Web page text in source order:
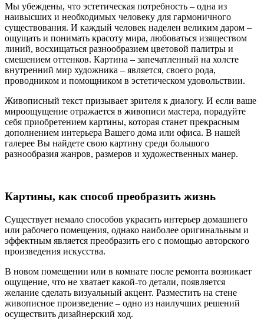
Мы убеждены, что эстетическая потребность – одна из
наивысших и необходимых человеку для гармоничного
существования. И каждый человек наделен великим даром –
ощущать и понимать красоту мира, любоваться изяществом
линий, восхищаться разнообразием цветовой палитры и
смешением оттенков. Картина – запечатленный на холсте
внутренний мир художника – является, своего рода,
проводником и помощником в эстетическом удовольствии.
Живописный текст призывает зрителя к диалогу. И если ваше
мироощущение отражается в живописи мастера, порадуйте
себя приобретением картины, которая станет прекрасным
дополнением интерьера Вашего дома или офиса. В нашей
галерее Вы найдете свою картину среди большого
разнообразия жанров, размеров и художественных манер.
Картины, как способ преобразить жизнь
Существует немало способов украсить интерьер домашнего
или рабочего помещения, однако наиболее оригинальным и
эффектным является преобразить его с помощью авторского
произведения искусства.
В новом помещении или в комнате после ремонта возникает
ощущение, что не хватает какой-то детали, появляется
желание сделать визуальный акцент. Разместить на стене
живописное произведение – одно из наилучших решений
осуществить дизайнерский ход.